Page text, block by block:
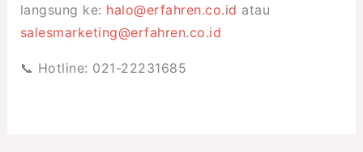
langsung ke: halo@erfahren.co.id atau
salesmarketing@erfahren.co.id
📞 Hotline: 021-22231685